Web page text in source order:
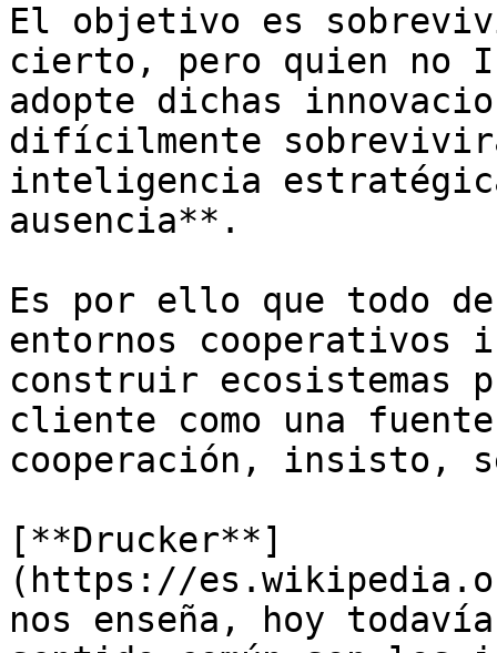
El objetivo es
cierto, pero quien no
adopte dichas
difícilmente
inteligencia
ausencia**.
Es por ello que todo
entornos cooperativos
construir ecosistemas
cliente como una
cooperación, insisto,
[**Drucker**]
(https://
nos enseña, hoy